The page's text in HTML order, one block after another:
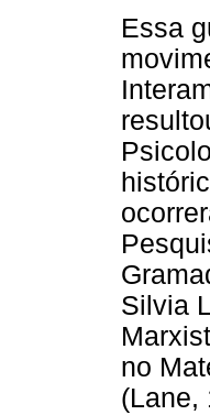
Essa
Silvia
no
(Lane,